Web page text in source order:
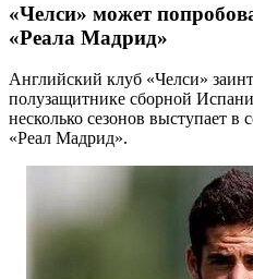
«Челси» может
«Реала Мадрид»
Английский клуб «Челси»
полузащитнике сборной
несколько сезонов выступает в
«Реал Мадрид».